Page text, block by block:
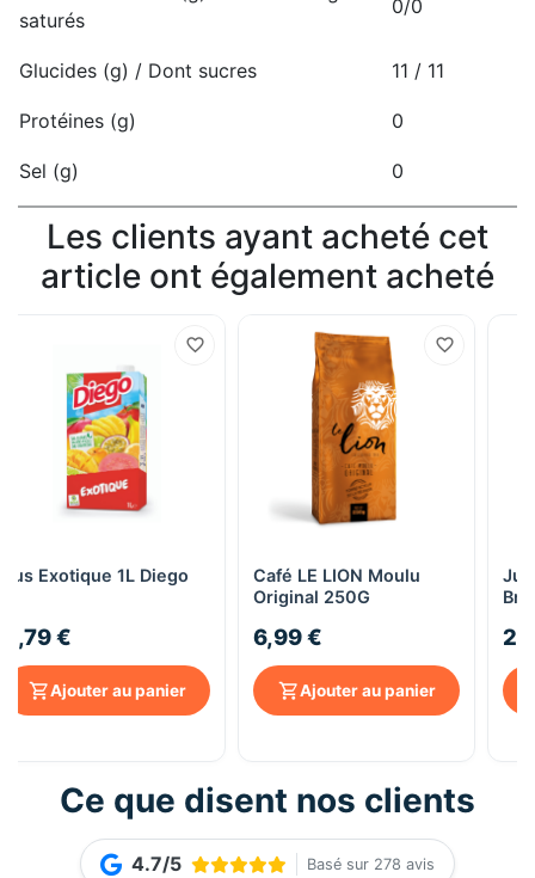
saturés
0/0
Glucides (g) / Dont sucres 11 / 11
Protéines (g) 0
Sel (g) 0
Les clients ayant acheté cet
article ont également acheté
Jus Exotique 1L Diego
2,79 €
Ajouter au panier
Café LE LION Moulu
Original 250G
6,99 €
Ajouter au panier
Ce que disent nos clients
4.7/5 Basé sur 278 avis